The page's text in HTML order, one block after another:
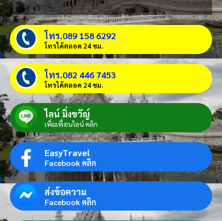
โทร.089 158 6292
โทรได้ตลอด 24 ชม.
โทร.082 446 7453
โทรได้ตลอด 24 ชม.
ไลน์ มิ่งขวัญ์
เพิ่มเพื่อนไลน์ คลิก
EasyTravel
Facebook คลิก
ส่งข้อความ
Facebook คลิก